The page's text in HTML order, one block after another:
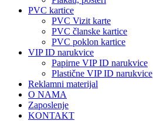
PVC kartice
PVC Vizit karte
PVC članske kartice
PVC poklon kartice
VIP ID narukvice
Papirne VIP ID narukvice
Plastične VIP ID narukvice
Reklamni materijal
O NAMA
Zaposlenje
KONTAKT